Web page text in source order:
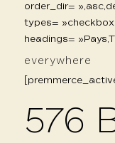
order_dir=
types=
headings=
everywhere
576